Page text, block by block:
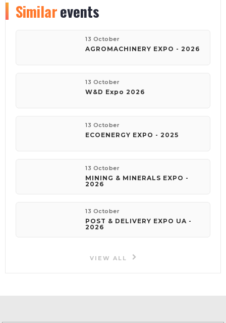
Similarevents
13 October
AGROMACHINERY EXPO - 2026
13 October
W&D Expo 2026
13 October
ECOENERGY EXPO - 2025
13 October
MINING & MINERALS EXPO -
2026
13 October
POST & DELIVERY EXPO UA -
2026
VIEW ALL